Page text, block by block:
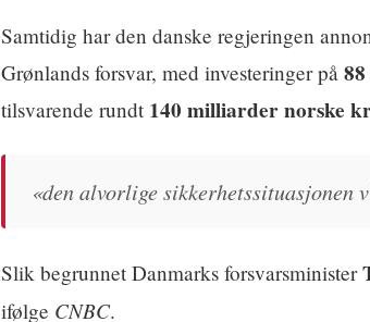
Samtidig har den danske regjeringen
Grønlands forsvar, med investeringer på
tilsvarende rundt 140 milliarder norske
«den alvorlige sikkerhetssituasjonen
Slik begrunnet Danmarks forsvarsminister
ifølge CNBC.